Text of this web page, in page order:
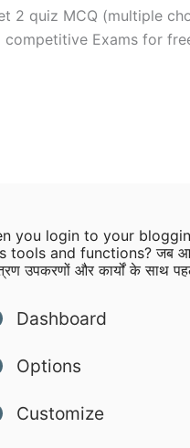
2 quiz MCQ (multiple
competitive Exams for
you login to your
tools and functions? जब आप
उपकरणों और कार्यों के साथ
Dashboard
Options
Customize